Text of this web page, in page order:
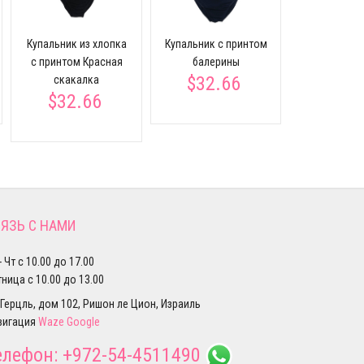
Купальник из хлопка
с принтом Красная
скакалка
$32.66
Купальник с принтом
балерины
$32.66
С НАМИ
Чт с 10.00 до 17.00
с 10.00 до 13.00
дом 102, Ришон ле Цион, Израиль
Waze Google
+972-54-4511490